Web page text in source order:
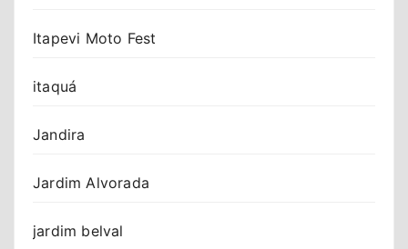
Itapevi Moto Fest
itaquá
Jandira
Jardim Alvorada
jardim belval